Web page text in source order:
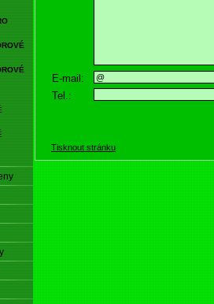
E-mail:
Tel.:
Tisknout stránku